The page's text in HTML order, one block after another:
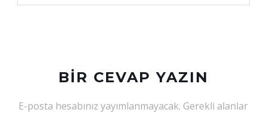
BIR CEVAP YAZIN
E-posta hesabınız yayımlanmayacak. Gerekli alanlar